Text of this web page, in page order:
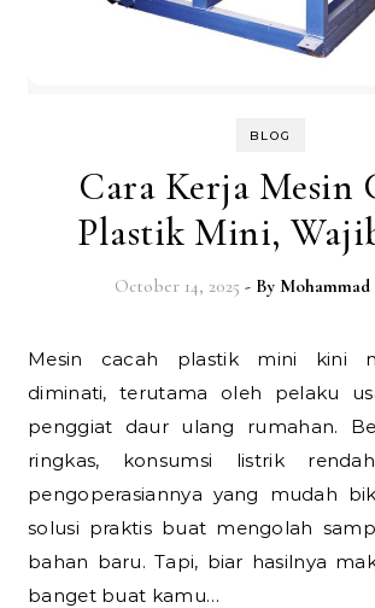
BLOG
Cara Kerja Mesin
Plastik Mini,
October 14, 2025 - By Mohammad
Mesin cacah plastik mini kini makin banyak
diminati, terutama oleh pelaku
penggiat daur ulang rumahan.
ringkas, konsumsi listrik
pengoperasiannya yang mudah
solusi praktis buat mengolah
bahan baru. Tapi, biar hasilnya
banget buat kamu…